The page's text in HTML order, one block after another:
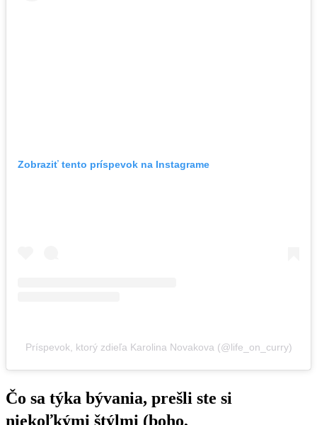
Zobraziť tento príspevok na Instagrame
Príspevok, ktorý zdieľa Karolina Novakova (@life_on_curry)
Čo sa týka bývania, prešli ste si
niekoľkými štýlmi (boho,